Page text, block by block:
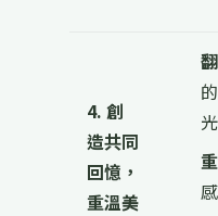
4. 創
造共同
回憶，
重溫美